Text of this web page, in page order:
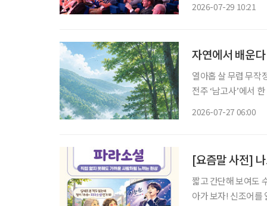
2026-07-29 10:21
자연에서 배운다
열아홉 살 무렵 무작
전주 ‘남고사’에서
2026-07-27 06:00
[요즘말 사전]
짧고 간단해 보여도
아가 보자! 신조어를